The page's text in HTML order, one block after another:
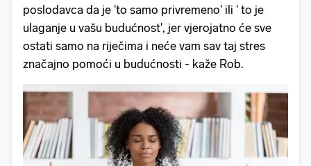
poslodavca da je 'to samo privremeno' ili ' to je
ulaganje u vašu budućnost', jer vjerojatno će sve
ostati samo na riječima i neće vam sav taj stres
značajno pomoći u budućnosti - kaže Rob.